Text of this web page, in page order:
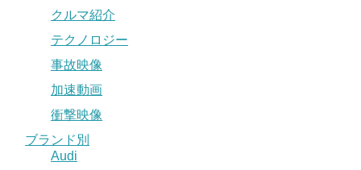
クルマ紹介
テクノロジー
事故映像
加速動画
衝撃映像
ブランド別
Audi